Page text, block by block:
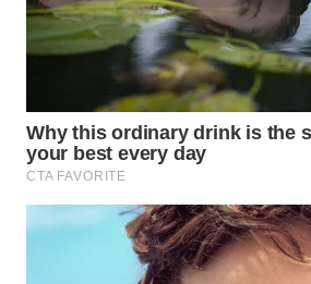
Wahana
WAHANA
NEWS
WAHANA